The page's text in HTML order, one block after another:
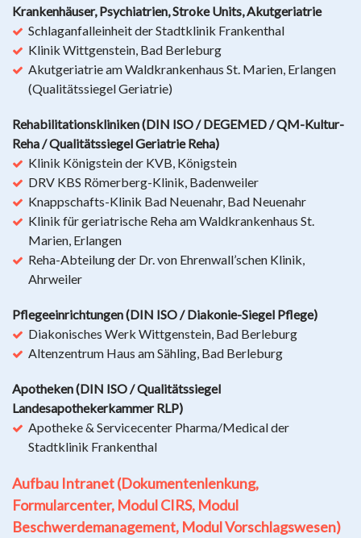
Krankenhäuser, Psychiatrien, Stroke Units, Akutgeriatrie
Schlaganfalleinheit der Stadtklinik Frankenthal
Klinik Wittgenstein, Bad Berleburg
Akutgeriatrie am Waldkrankenhaus St. Marien, Erlangen
(Qualitätssiegel Geriatrie)
Rehabilitationskliniken (DIN ISO / DEGEMED / QM-Kultur-
Reha / Qualitätssiegel Geriatrie Reha)
Klinik Königstein der KVB, Königstein
DRV KBS Römerberg-Klinik, Badenweiler
Knappschafts-Klinik Bad Neuenahr, Bad Neuenahr
Klinik für geriatrische Reha am Waldkrankenhaus St.
Marien, Erlangen
Reha-Abteilung der Dr. von Ehrenwall’schen Klinik,
Ahrweiler
Pflegeeinrichtungen (DIN ISO / Diakonie-Siegel Pflege)
Diakonisches Werk Wittgenstein, Bad Berleburg
Altenzentrum Haus am Sähling, Bad Berleburg
Apotheken (DIN ISO / Qualitätssiegel
Landesapothekerkammer RLP)
Apotheke & Servicecenter Pharma/Medical der
Stadtklinik Frankenthal
Aufbau Intranet (Dokumentenlenkung,
Formularcenter, Modul CIRS, Modul
Beschwerdemanagement, Modul Vorschlagswesen)